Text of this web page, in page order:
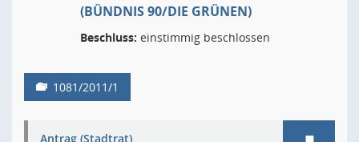
(BÜNDNIS 90/DIE GRÜNEN)
Beschluss: einstimmig beschlossen
1081/2011/1
Antrag (Stadtrat)